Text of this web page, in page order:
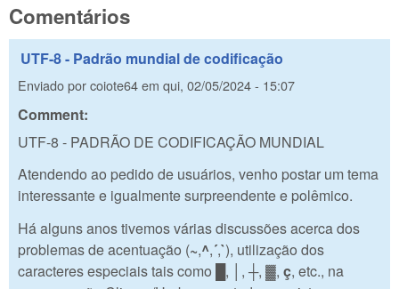
Comentários
UTF-8 - Padrão mundial de codificação
Enviado porcoiote64em qui, 02/05/2024 - 15:07
Comment:
UTF-8 - PADRÃO DE CODIFICAÇÃO MUNDIAL
Atendendo ao pedido de usuários, venho postar um tema
interessante e igualmente surpreendente e polêmico.
Há alguns anos tivemos várias discussões acerca dos
problemas de acentuação (~,^,´,`), utilização dos
caracteres especiais tais como
, , ┼, ▓, ç, etc., na